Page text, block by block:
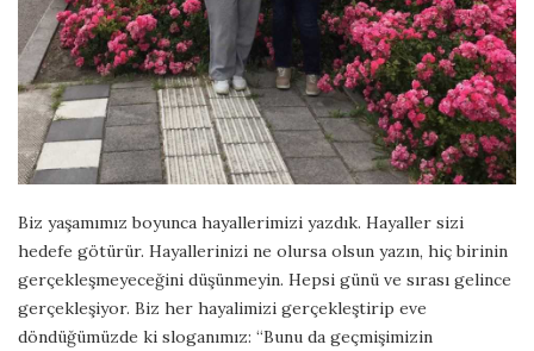
Biz yaşamımız boyunca hayallerimizi yazdık. Hayaller sizi
hedefe götürür. Hayallerinizi ne olursa olsun yazın, hiç birinin
gerçekleşmeyeceğini düşünmeyin. Hepsi günü ve sırası gelince
gerçekleşiyor. Biz her hayalimizi gerçekleştirip eve
döndüğümüzde ki sloganımız: “Bunu da geçmişimizin